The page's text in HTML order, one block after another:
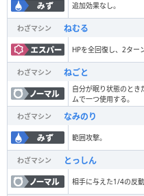
追加効果なし。
わざマシン ねむる
HPを全回復し、2ター
わざマシン ねごと
自分が眠り状態のとき
ムで一つ使用する。
わざマシン
なみのり
範囲攻撃。
わざマシン とっしん
相手に与えた1/4の反